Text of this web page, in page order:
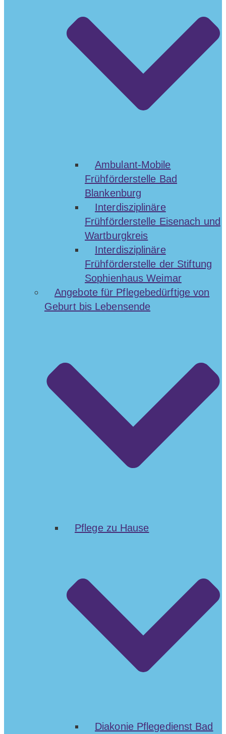
Ambulant-Mobile
Frühförderstelle Bad
Blankenburg
Interdisziplinäre
Frühförderstelle Eisenach und
Wartburgkreis
Interdisziplinäre
Frühförderstelle der Stiftung
Sophienhaus Weimar
Angebote für Pflegebedürftige von
Geburt bis Lebensende
Pflege zu Hause
Diakonie Pflegedienst Bad